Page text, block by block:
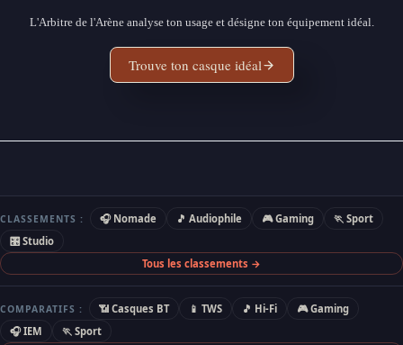
L'Arbitre de l'Arène analyse ton usage et désigne ton équipement idéal.
Trouve ton casque idéal
CLASSEMENTS : 🎧 Nomade 🎵 Audiophile 🎮 Gaming
🏃 Sport
🎛 Studio
Tous les classements →
COMPARATIFS : 📶 Casques BT 📱 TWS 🎵 Hi-Fi
🎮 Gaming
🎧 IEM
🏃 Sport